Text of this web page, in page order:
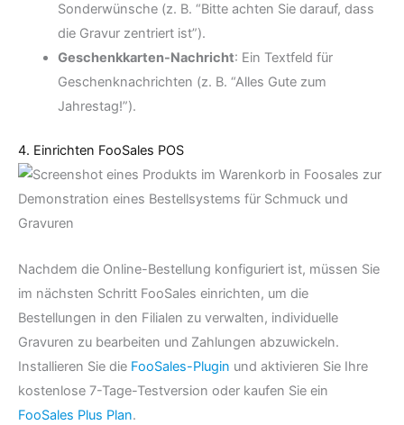
Sonderwünsche (z. B. “Bitte achten Sie darauf, dass
die Gravur zentriert ist”).
Geschenkkarten-Nachricht: Ein Textfeld für
Geschenknachrichten (z. B. “Alles Gute zum
Jahrestag!”).
4. Einrichten FooSales POS
Nachdem die Online-Bestellung konfiguriert ist, müssen Sie
im nächsten Schritt FooSales einrichten, um die
Bestellungen in den Filialen zu verwalten, individuelle
Gravuren zu bearbeiten und Zahlungen abzuwickeln.
Installieren Sie die FooSales-Plugin und aktivieren Sie Ihre
kostenlose 7-Tage-Testversion oder kaufen Sie ein
FooSales Plus Plan.